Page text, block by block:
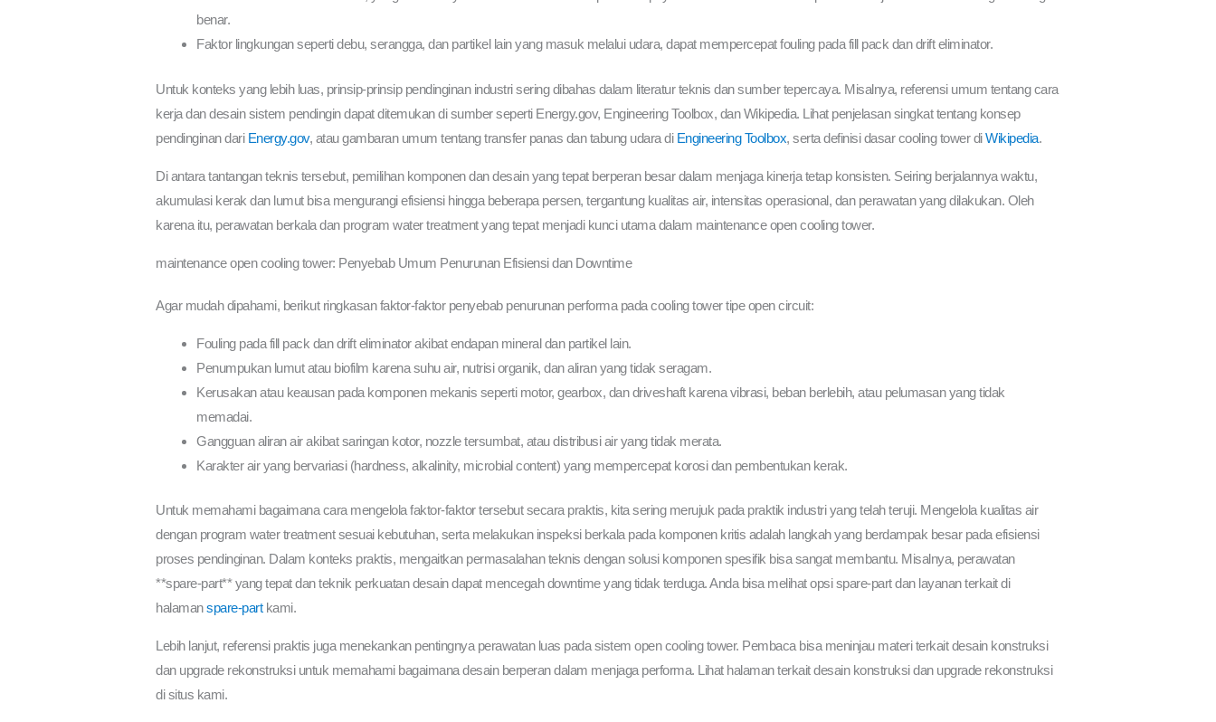
benar.
Faktor lingkungan seperti debu, serangga, dan partikel lain yang masuk melalui udara, dapat mempercepat fouling pada fill pack dan drift eliminator.
Untuk konteks yang lebih luas, prinsip-prinsip pendinginan industri sering dibahas dalam literatur teknis dan sumber tepercaya. Misalnya, referensi umum tentang cara
kerja dan desain sistem pendingin dapat ditemukan di sumber seperti Energy.gov, Engineering Toolbox, dan Wikipedia. Lihat penjelasan singkat tentang konsep
pendinginan dari Energy.gov, atau gambaran umum tentang transfer panas dan tabung udara di Engineering Toolbox, serta definisi dasar cooling tower diWikipedia.
Di antara tantangan teknis tersebut, pemilihan komponen dan desain yang tepat berperan besar dalam menjaga kinerja tetap konsisten. Seiring berjalannya waktu,
akumulasi kerak dan lumut bisa mengurangi efisiensi hingga beberapa persen, tergantung kualitas air, intensitas operasional, dan perawatan yang dilakukan. Oleh
karena itu, perawatan berkala dan program water treatment yang tepat menjadi kunci utama dalam maintenance open cooling tower.
maintenance open cooling tower: Penyebab Umum Penurunan Efisiensi dan Downtime
Agar mudah dipahami, berikut ringkasan faktor-faktor penyebab penurunan performa pada cooling tower tipe open circuit:
Fouling pada fill pack dan drift eliminator akibat endapan mineral dan partikel lain.
Penumpukan lumut atau biofilm karena suhu air, nutrisi organik, dan aliran yang tidak seragam.
Kerusakan atau keausan pada komponen mekanis seperti motor, gearbox, dan driveshaft karena vibrasi, beban berlebih, atau pelumasan yang tidak
memadai.
Gangguan aliran air akibat saringan kotor, nozzle tersumbat, atau distribusi air yang tidak merata.
Karakter air yang bervariasi (hardness, alkalinity, microbial content) yang mempercepat korosi dan pembentukan kerak.
Untuk memahami bagaimana cara mengelola faktor-faktor tersebut secara praktis, kita sering merujuk pada praktik industri yang telah teruji. Mengelola kualitas air
dengan program water treatment sesuai kebutuhan, serta melakukan inspeksi berkala pada komponen kritis adalah langkah yang berdampak besar pada efisiensi
proses pendinginan. Dalam konteks praktis, mengaitkan permasalahan teknis dengan solusi komponen spesifik bisa sangat membantu. Misalnya, perawatan
**spare-part** yang tepat dan teknik perkuatan desain dapat mencegah downtime yang tidak terduga. Anda bisa melihat opsi spare-part dan layanan terkait di
halamanspare-partkami.
Lebih lanjut, referensi praktis juga menekankan pentingnya perawatan luas pada sistem open cooling tower. Pembaca bisa meninjau materi terkait desain konstruksi
dan upgrade rekonstruksi untuk memahami bagaimana desain berperan dalam menjaga performa. Lihat halaman terkait desain konstruksi dan upgrade rekonstruksi
di situs kami.